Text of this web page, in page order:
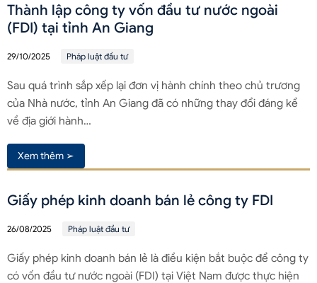
Thành lập công ty vốn đầu tư nước ngoài
(FDI) tại tỉnh An Giang
29/10/2025 Pháp luật đầu tư
Sau quá trình sắp xếp lại đơn vị hành chính theo chủ trương
của Nhà nước, tỉnh An Giang đã có những thay đổi đáng kể
về địa giới hành…
Xem thêm ➢
Giấy phép kinh doanh bán lẻ công ty FDI
26/08/2025 Pháp luật đầu tư
Giấy phép kinh doanh bán lẻ là điều kiện bắt buộc để công ty
có vốn đầu tư nước ngoài (FDI) tại Việt Nam được thực hiện